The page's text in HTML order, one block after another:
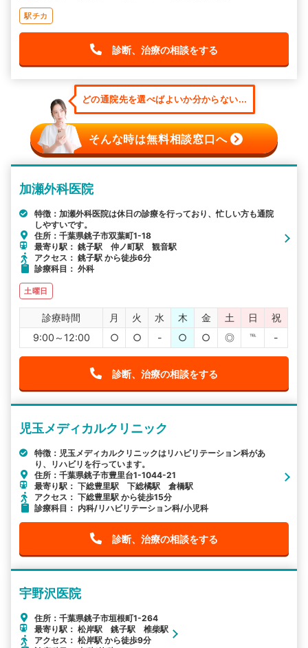
駅チカ
診断、治療の相談をする
どの通院先を選べばよいか分からない...
そんな時は無料相談窓口へ
加瀬外科医院
特徴：加瀬外科医院は休日の診療を行っており、忙しい方も通院
しやすいです。
住所：千葉県銚子市双葉町1-18
最寄り駅： 銚子駅 仲ノ町駅 観音駅
アクセス： 銚子駅 から徒歩6分
診療科目： 外科
土曜日
診療時間 月 火 水 木 金 土 日
祝
9:00～12:00
○ ○ - ○ ○ ◎ ℡ -
診断、治療の相談をする
児玉メディカルクリニック
特徴：児玉メディカルクリニックはリハビリテーション科があ
り、リハビリを行っています。
住所：千葉県銚子市豊里台1-1044-21
最寄り駅： 下総豊里駅 下総橘駅 倉橋駅
アクセス： 下総豊里駅 から徒歩15分
診療科目： 内科/リハビリテーション科/小児科
診断、治療の相談をする
宇野沢医院
住所：千葉県銚子市垣根町1-264
最寄り駅： 松岸駅 銚子駅 椎柴駅
アクセス： 松岸駅 から徒歩9分